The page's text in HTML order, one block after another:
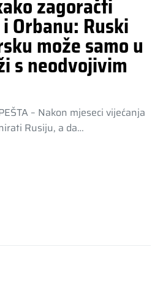
zagoračti
Orbanu: Ruski
može samo u
s neodvojivim
– Nakon mjeseci vijećanja
Rusiju, a da…